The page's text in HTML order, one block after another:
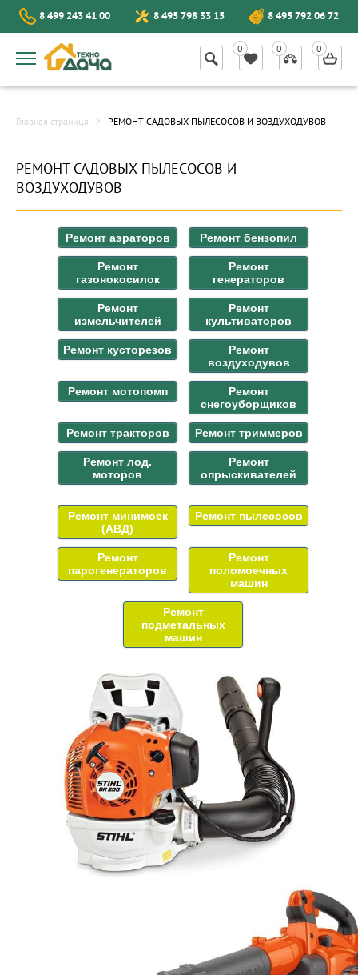
8 499 243 41 00 8 495 798 33 15 8 495 792 06 72
Главная страница РЕМОНТ САДОВЫХ ПЫЛЕСОСОВ И ВОЗДУХОДУВОВ
РЕМОНТ САДОВЫХ ПЫЛЕСОСОВ И
ВОЗДУХОДУВОВ
Ремонт аэраторов Ремонт бензопил
Ремонт
газонокосилок
Ремонт
генераторов
Ремонт
измельчителей
Ремонт
культиваторов
Ремонт кусторезов
Ремонт
воздуходувов
Ремонт мотопомп
Ремонт
снегоуборщиков
Ремонт тракторов Ремонт триммеров
Ремонт лод.
моторов
Ремонт
опрыскивателей
Ремонт минимоек
(АВД)
Ремонт пылесосов
Ремонт
парогенераторов
Ремонт
поломоечных
машин
Ремонт
подметальных
машин